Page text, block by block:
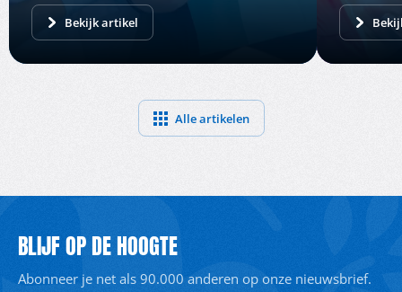
Bekijk artikel
Alle artikelen
BLIJF OP DE HOOGTE
Abonneer je net als 90.000 anderen op onze nieuwsbrief.